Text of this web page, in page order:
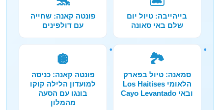
בייהייבה: טיול יום
שלם באי סאונה
פונטה קאנה: שחייה
עם דולפינים
🏞️
סמאנה: טיול בפארק
הלאומי Los Haitises
ובאי Cayo Levantado
🪩
פונטה קאנה: כניסה
למועדון הלילה קוקו
בונגו עם הסעה
מהמלון